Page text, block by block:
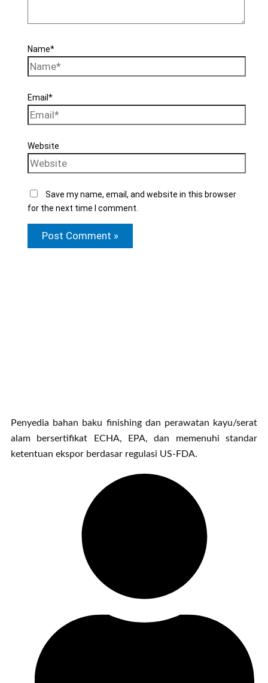
Name*
Email*
Website
Save my name, email, and website in this browser
for the next time I comment.
Penyedia bahan baku finishing dan perawatan kayu/serat
alam bersertifikat ECHA, EPA, dan memenuhi standar
ketentuan ekspor berdasar regulasi US-FDA.